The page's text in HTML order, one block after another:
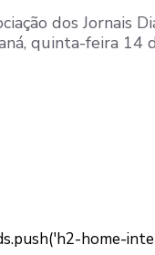
dos Jornais
quinta-feira 14